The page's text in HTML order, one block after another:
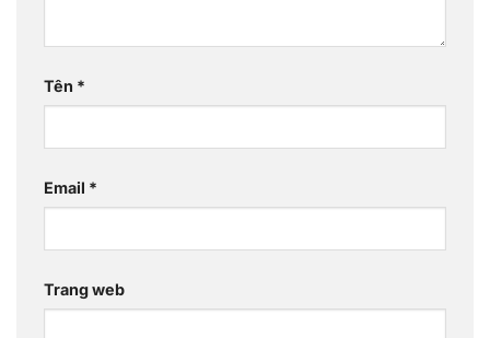
Tên *
Email *
Trang web